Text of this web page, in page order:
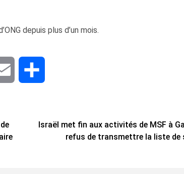
depuis plus d’un mois.
Email
Israël met fin aux activités de MSF à
refus de transmettre la liste de